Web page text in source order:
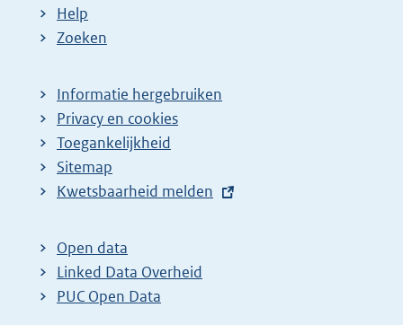
Help
Zoeken
Informatie hergebruiken
Privacy en cookies
Toegankelijkheid
Sitemap
E
t
e
r
Kwetsbaarheid melden
Open data
Linked Data Overheid
PUC Open Data